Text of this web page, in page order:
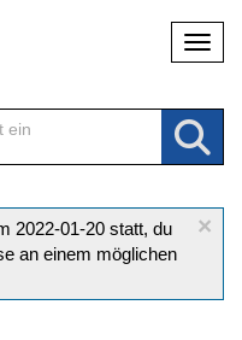
×
2022-01-20 statt, du
an einem möglichen